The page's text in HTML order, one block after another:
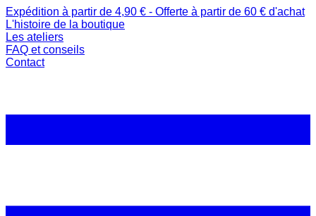
Expédition à partir de 4,90 € - Offerte à partir de 60 € d'achat
L'histoire de la boutique
Les ateliers
FAQ et conseils
Contact